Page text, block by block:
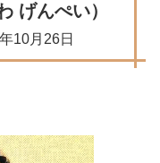
げんぺい）
10月26日